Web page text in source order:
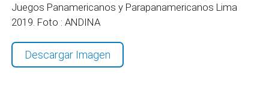
Juegos Panamericanos y Parapanamericanos Lima
2019. Foto : ANDINA
Descargar Imagen